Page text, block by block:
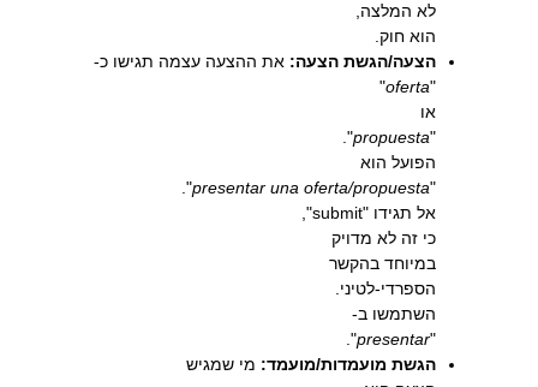
לא המלצה,
הוא חוק.
הצעה/הגשת הצעה: את ההצעה עצמה תגישו כ-
"
oferta
"
או
"
propuesta
".
הפועל הוא
"
presentar una oferta/propuesta
".
אל תגידו "submit",
כי זה לא מדויק
במיוחד בהקשר
הספרדי-לטיני.
השתמשו ב-
"
presentar
".
הגשת מועמדות/מועמד: מי שמגיש